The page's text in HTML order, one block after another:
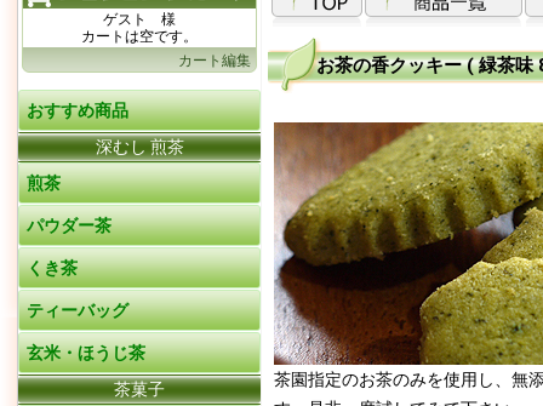
ゲスト 様
カートは空です。
カート編集
おすすめ商品
深むし 煎茶
煎茶
パウダー茶
くき茶
ティーバッグ
玄米・ほうじ茶
茶菓子
お茶の香クッキー ( 緑茶味
茶園指定のお茶のみを使用し、無